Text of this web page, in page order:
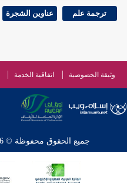
ترجمة علم عناوين الشجرة
وثيقة الخصوصية اتفاقية الخدمة
جميع الحقوق محفوظة © 2026 - 1998 لشبكة إسلام ويب